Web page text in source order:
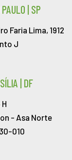
| SP
Faria Lima, 1912
J
| DF
- Asa Norte
010